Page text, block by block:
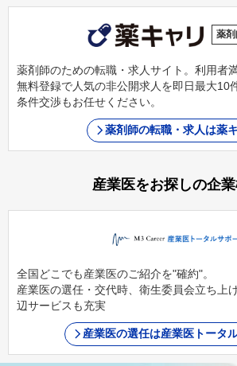
薬
薬剤師のための転職・求人サイト。利用者
無料登録で人気の非公開求人を即日最大10
条件交渉もお任せください。
薬剤師の転職・求人は薬
産業医をお探しの企
全国どこでも産業医のご紹介を"確約"。
産業医の選任・交代時、衛生委員会立ち上
辺サービスも充実
産業医の選任は産業医トータ